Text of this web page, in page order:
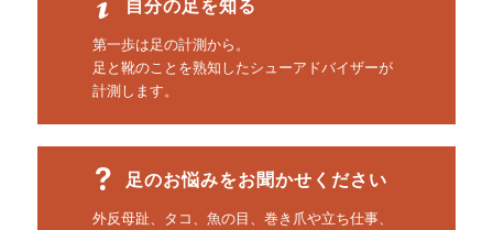
自分の足を知る
第一歩は足の計測から。
足と靴のことを熟知したシューアドバイザーが
計測します。
足のお悩みをお聞かせください
外反母趾、タコ、魚の目、巻き爪や立ち仕事、